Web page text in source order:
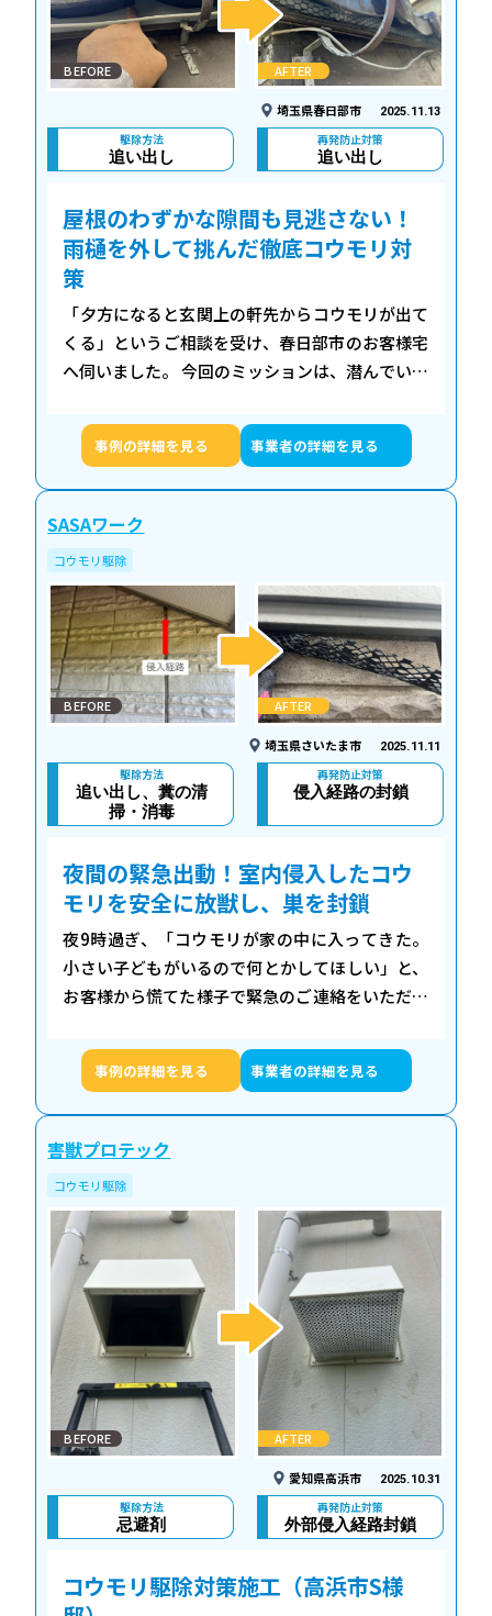
BEFORE AFTER
埼玉県春日部市 2025.11.13
駆除方法
追い出し
再発防止対策
追い出し
屋根のわずかな隙間も見逃さない！
雨樋を外して挑んだ徹底コウモリ対
策
「夕方になると玄関上の軒先からコウモリが出て
くる」というご相談を受け、春日部市のお客様宅
へ伺いました。 今回のミッションは、潜んでいる
「完全封鎖」です。 詳細な調査の結果、瓦の…
事例の詳細を見る 事業者の詳細を見る
SASAワーク
コウモリ駆除
BEFORE AFTER
埼玉県さいたま市 2025.11.11
駆除方法
追い出し、糞の清
掃・消毒
再発防止対策
侵入経路の封鎖
夜間の緊急出動！室内侵入したコウ
モリを安全に放獣し、巣を封鎖
夜9時過ぎ、「コウモリが家の中に入ってきた。
小さい子どもがいるので何とかしてほしい」と、
お客様から慌てた様子で緊急のご連絡をいただき
ブリと誤認し、殺虫スプレーをかけたという状
況…事例の詳細を見る 事業者の詳細を見る
害獣プロテック
コウモリ駆除
BEFORE AFTER
愛知県高浜市 2025.10.31
駆除方法
忌避剤
再発防止対策
外部侵入経路封鎖
コウモリ駆除対策施工（高浜市S様